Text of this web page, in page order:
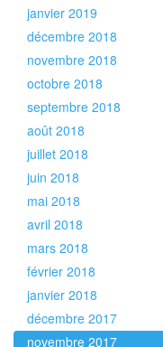
janvier 2019
décembre 2018
novembre 2018
octobre 2018
septembre 2018
août 2018
juillet 2018
juin 2018
mai 2018
avril 2018
mars 2018
février 2018
janvier 2018
décembre 2017
novembre 2017